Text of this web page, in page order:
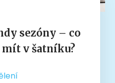
sezóny – co
v šatníku?